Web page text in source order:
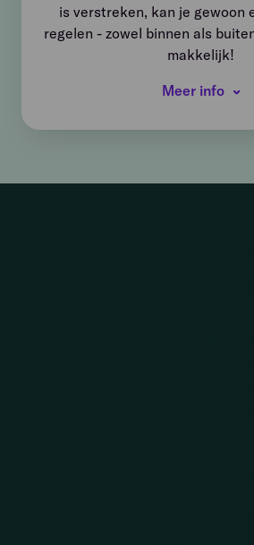
is verstreken, kan je gewoon
regelen - zowel binnen als
makkelijk!
Meer info